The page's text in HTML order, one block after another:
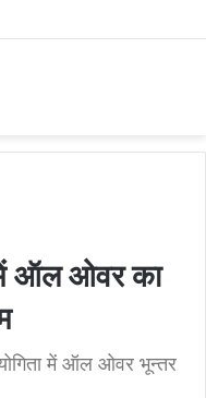
में ऑल ओवर का
में ऑल ओवर भून्तर